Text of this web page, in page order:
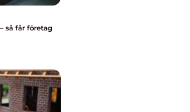
så får företag